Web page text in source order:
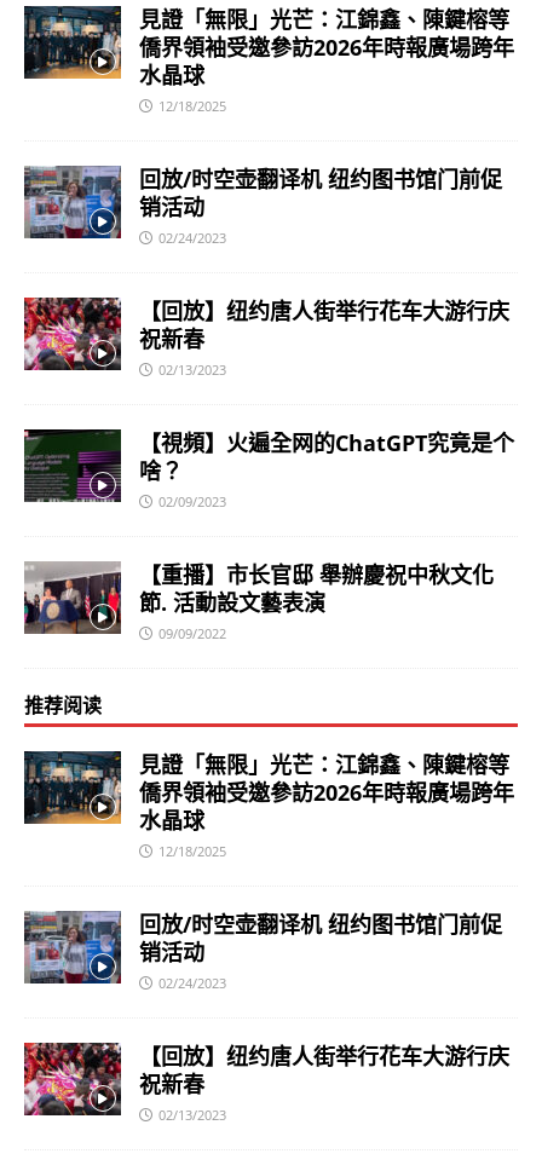
見證「無限」光芒：江錦鑫、陳鍵榕等
僑界領袖受邀參訪2026年時報廣場跨年
水晶球
12/18/2025
回放/时空壶翻译机 纽约图书馆门前促
销活动
02/24/2023
【回放】纽约唐人街举行花车大游行庆
祝新春
02/13/2023
【視頻】火遍全网的ChatGPT究竟是个
啥？
02/09/2023
【重播】市长官邸 舉辦慶祝中秋文化
節. 活動設文藝表演
09/09/2022
推荐阅读
見證「無限」光芒：江錦鑫、陳鍵榕等
僑界領袖受邀參訪2026年時報廣場跨年
水晶球
12/18/2025
回放/时空壶翻译机 纽约图书馆门前促
销活动
02/24/2023
【回放】纽约唐人街举行花车大游行庆
祝新春
02/13/2023